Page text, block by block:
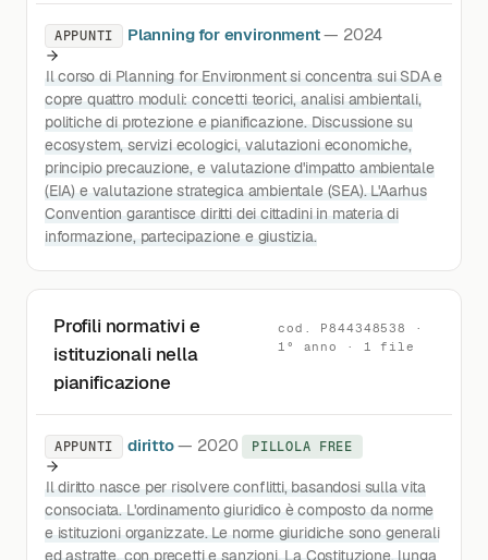
APPUNTI Planning for environment— 2024
Il corso di Planning for Environment si concentra sui SDA e
copre quattro moduli: concetti teorici, analisi ambientali,
politiche di protezione e pianificazione. Discussione su
ecosystem, servizi ecologici, valutazioni economiche,
principio precauzione, e valutazione d'impatto ambientale
(EIA) e valutazione strategica ambientale (SEA). L'Aarhus
Convention garantisce diritti dei cittadini in materia di
informazione, partecipazione e giustizia.
Profili normativi e
istituzionali nella
pianificazione
cod. P844348538 ·
1° anno · 1 file
APPUNTI diritto— 2020 PILLOLA FREE
Il diritto nasce per risolvere conflitti, basandosi sulla vita
consociata. L'ordinamento giuridico è composto da norme
e istituzioni organizzate. Le norme giuridiche sono generali
ed astratte, con precetti e sanzioni. La Costituzione, lunga